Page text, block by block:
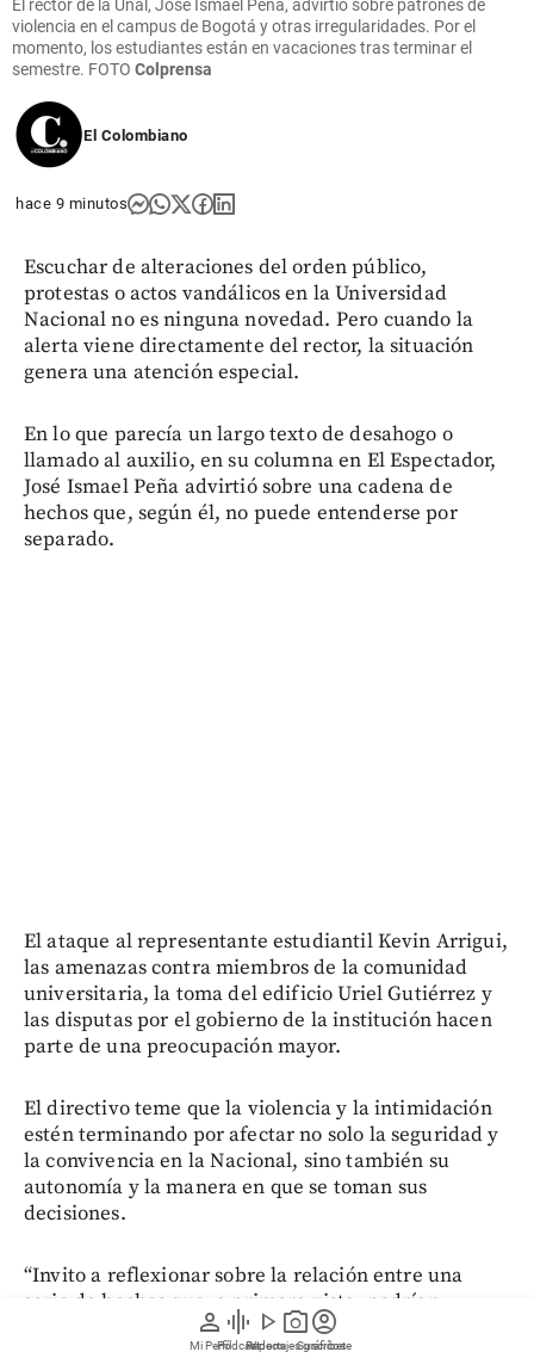
person
Mi Perfil
graphic_eq
Pódcast
play_arrow
Videos
photo_camera
Reportajes gráficos
account_circle
Suscríbete
El rector de la Unal, José Ismael Peña, advirtió sobre patrones de
violencia en el campus de Bogotá y otras irregularidades. Por el
momento, los estudiantes están en vacaciones tras terminar el
semestre. FOTO Colprensa
El Colombiano
hace 9 minutos
Escuchar de alteraciones del orden público,
protestas o actos vandálicos en la Universidad
Nacional no es ninguna novedad. Pero cuando la
alerta viene directamente del rector, la situación
genera una atención especial.
En lo que parecía un largo texto de desahogo o
llamado al auxilio, en su columna en El Espectador,
José Ismael Peña advirtió sobre una cadena de
hechos que, según él, no puede entenderse por
separado.
El ataque al representante estudiantil Kevin Arrigui,
las amenazas contra miembros de la comunidad
universitaria, la toma del edificio Uriel Gutiérrez y
las disputas por el gobierno de la institución hacen
parte de una preocupación mayor.
El directivo teme que la violencia y la intimidación
estén terminando por afectar no solo la seguridad y
la convivencia en la Nacional, sino también su
autonomía y la manera en que se toman sus
decisiones.
“Invito a reflexionar sobre la relación entre una
serie de hechos que, a primera vista, podrían
parecer inconexos”, escribe.